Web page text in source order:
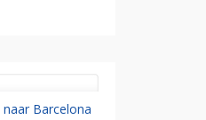
Barcelona